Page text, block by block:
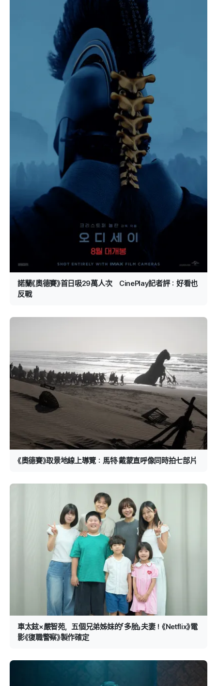
諾蘭《奧德賽》首日吸29萬人次 CinePlay記者評：好看也
反戰
《奧德賽》取景地線上導覽：馬特·戴蒙直呼像同時拍七部片
車太鉉×嚴智苑，五個兄弟姊妹的「多胎」夫妻！《Netflix》電
影《復職警察》製作確定